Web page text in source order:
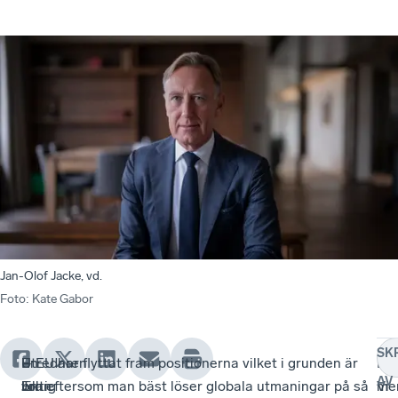
Jan-Olof Jacke, vd.
Foto: Kate Gabor
Utredaren
John
–
En
En
viktig
– EU har flyttat fram positionerna vilket i grunden är
bra eftersom man bäst löser globala utmaningar på så
–
Vi
AV